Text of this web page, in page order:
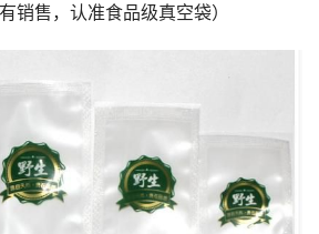
销售，认准食品级真空袋）